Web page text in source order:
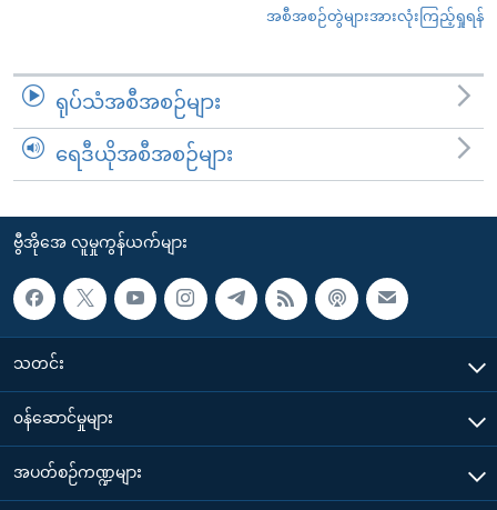
အစီအစဉ်တွဲများအားလုံးကြည့်ရှုရန်
ရုပ်သံအစီအစဉ်များ
ရေဒီယိုအစီအစဉ်များ
ဗွီအိုအေ လူမှုကွန်ယက်များ
သတင်း
၀န်ဆောင်မှုများ
အပတ်စဉ်ကဏ္ဍများ